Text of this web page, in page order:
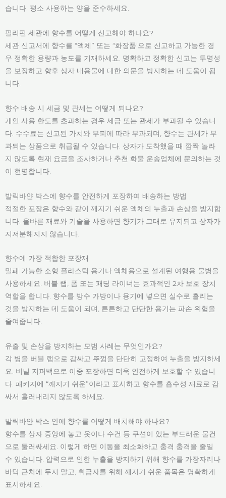
습니다. 평소 사용하는 양을 준수하세요.
필리핀 세관에 향수를 어떻게 신고해야 하나요?
세관 신고서에 향수를 “액체” 또는 “화장품'으로 신고하고 가능한 경
우 정확한 용량과 농도를 기재하세요. 명확하고 정확한 신고는 투명성
을 보장하고 향후 상자 내용물에 대한 의문을 방지하는 데 도움이 됩
니다.
향수 배송 시 세금 및 관세는 어떻게 되나요?
개인 사용 한도를 초과하는 경우 세금 또는 관세가 부과될 수 있습니
다. 수수료는 신고된 가치와 부피에 따라 부과되며, 향수는 관세가 부
과되는 상품으로 취급될 수 있습니다. 상자가 도착했을 때 깜짝 놀라
지 않도록 현재 요금을 조사하거나 추천 화물 운송업체에 문의하는 것
이 현명합니다.
발릭바얀 박스에 향수를 안전하게 포장하여 배송하는 방법
적절한 포장은 향수와 같이 깨지기 쉬운 액체의 누출과 손상을 방지합
니다. 올바른 재료와 기술을 사용하면 향기가 그대로 유지되고 상자가
지저분해지지 않습니다.
향수에 가장 적합한 포장재
밀폐 가능한 소형 플라스틱 용기나 액체용으로 설계된 여행용 물병을
사용하세요. 버블 랩, 폼 또는 패딩 라이너는 효과적인 2차 보호 장치
역할을 합니다. 향수를 방수 가방이나 용기에 넣으면 실수로 흘리는
것을 방지하는 데 도움이 되며, 튼튼하고 단단한 용기는 파손 위험을
줄여줍니다.
유출 및 손상을 방지하는 모범 사례는 무엇인가요?
각 병을 버블 랩으로 감싸고 뚜껑을 단단히 고정하여 누출을 방지하세
요. 비닐 지퍼백으로 이중 포장하면 더욱 안전하게 보호할 수 있습니
다. 패키지에 “깨지기 쉬운”이라고 표시하고 향수를 흡수성 재료로 감
싸서 흘러내리지 않도록 하세요.
발릭바얀 박스 안에 향수를 어떻게 배치해야 하나요?
향수를 상자 중앙에 놓고 옷이나 수건 등 쿠션이 있는 부드러운 물건
으로 둘러싸세요. 이렇게 하면 이동을 최소화하고 충격 충격을 줄일
수 있습니다. 압력으로 인한 누출을 방지하기 위해 향수를 가장자리나
바닥 근처에 두지 말고, 취급자를 위해 깨지기 쉬운 품목은 명확하게
표시하세요.